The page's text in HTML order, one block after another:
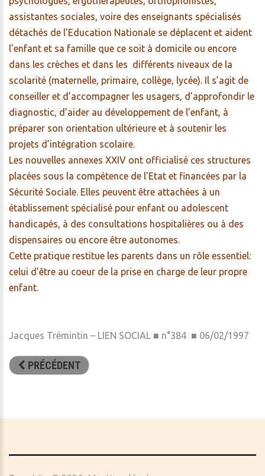
assistantes sociales, voire des enseignants spécialisés
détachés de l’Education Nationale se déplacent et aident
l’enfant et sa famille que ce soit à domicile ou encore
dans les crèches et dans les différents niveaux de la
scolarité (maternelle, primaire, collège, lycée). Il s’agit de
conseiller et d’accompagner les usagers, d’approfondir le
diagnostic, d’aider au développement de l’enfant, à
préparer son orientation ultérieure et à soutenir les
projets d’intégration scolaire.
Les nouvelles annexes XXIV ont officialisé ces structures
placées sous la compétence de l’Etat et financées par la
Sécurité Sociale. Elles peuvent être attachées à un
établissement spécialisé pour enfant ou adolescent
handicapés, à des consultations hospitalières ou à des
dispensaires ou encore être autonomes.
Cette pratique restitue les parents dans un rôle essentiel:
celui d’être au coeur de la prise en charge de leur propre
enfant.
Jacques Trémintin – LIEN SOCIAL ■ n°384 ■ 06/02/1997
PRÉCÉDENT